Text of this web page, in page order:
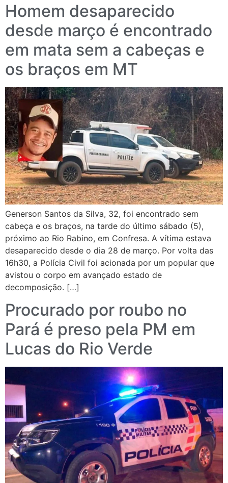
Homem desaparecido
desde março é encontrado
em mata sem a cabeças e
os braços em MT
Generson Santos da Silva, 32, foi encontrado sem
cabeça e os braços, na tarde do último sábado (5),
próximo ao Rio Rabino, em Confresa. A vítima estava
desaparecido desde o dia 28 de março. Por volta das
16h30, a Polícia Civil foi acionada por um popular que
avistou o corpo em avançado estado de
decomposição. […]
Procurado por roubo no
Pará é preso pela PM em
Lucas do Rio Verde